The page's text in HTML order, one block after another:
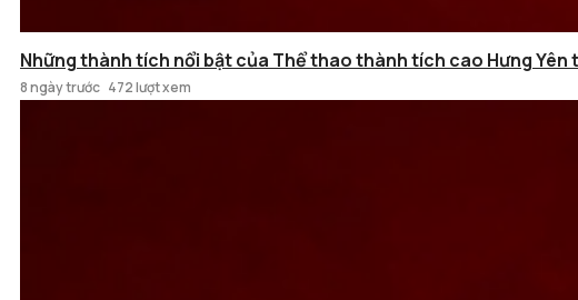
Những thành tích nổi bật của Thể thao thành tích cao Hưng Yên
8 ngày trước 472 lượt xem